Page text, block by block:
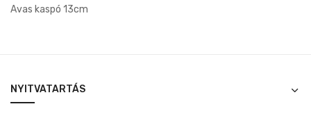
Avas kaspó 13cm
NYITVATARTÁS